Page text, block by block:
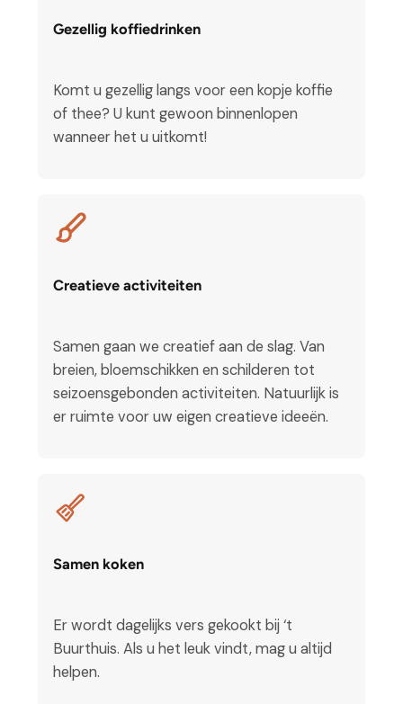
Gezellig koffiedrinken
Komt u gezellig langs voor een kopje koffie
of thee? U kunt gewoon binnenlopen
wanneer het u uitkomt!
Creatieve activiteiten
Samen gaan we creatief aan de slag. Van
breien, bloemschikken en schilderen tot
seizoensgebonden activiteiten. Natuurlijk is
er ruimte voor uw eigen creatieve ideeën.
Samen koken
Er wordt dagelijks vers gekookt bij ‘t
Buurthuis. Als u het leuk vindt, mag u altijd
helpen.